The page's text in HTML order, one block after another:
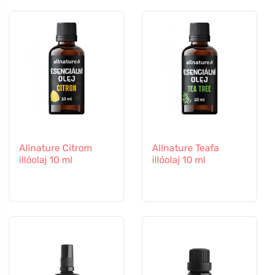
Allnature Citrom
illóolaj 10 ml
Allnature Teafa
illóolaj 10 ml